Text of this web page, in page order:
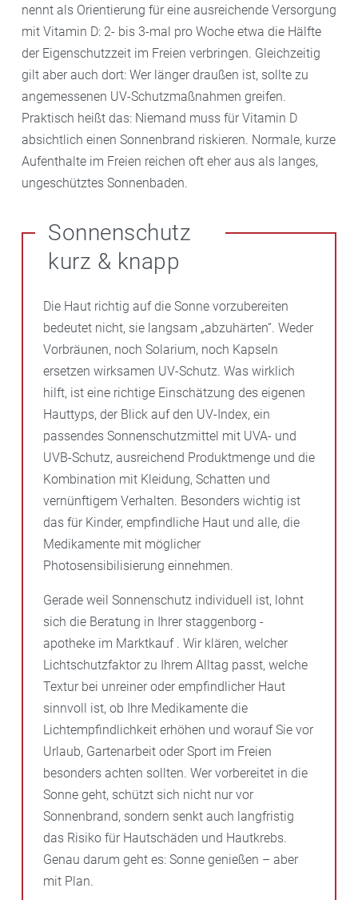
nennt als Orientierung für eine ausreichende Versorgung
mit Vitamin D: 2- bis 3-mal pro Woche etwa die Hälfte
der Eigenschutzzeit im Freien verbringen. Gleichzeitig
gilt aber auch dort: Wer länger draußen ist, sollte zu
angemessenen UV-Schutzmaßnahmen greifen.
Praktisch heißt das: Niemand muss für Vitamin D
absichtlich einen Sonnenbrand riskieren. Normale, kurze
Aufenthalte im Freien reichen oft eher aus als langes,
ungeschütztes Sonnenbaden.
Sonnenschutz
kurz & knapp
Die Haut richtig auf die Sonne vorzubereiten
bedeutet nicht, sie langsam „abzuhärten“. Weder
Vorbräunen, noch Solarium, noch Kapseln
ersetzen wirksamen UV-Schutz. Was wirklich
hilft, ist eine richtige Einschätzung des eigenen
Hauttyps, der Blick auf den UV-Index, ein
passendes Sonnenschutzmittel mit UVA- und
UVB-Schutz, ausreichend Produktmenge und die
Kombination mit Kleidung, Schatten und
vernünftigem Verhalten. Besonders wichtig ist
das für Kinder, empfindliche Haut und alle, die
Medikamente mit möglicher
Photosensibilisierung einnehmen.
Gerade weil Sonnenschutz individuell ist, lohnt
sich die Beratung in Ihrer staggenborg -
apotheke im Marktkauf . Wir klären, welcher
Lichtschutzfaktor zu Ihrem Alltag passt, welche
Textur bei unreiner oder empfindlicher Haut
sinnvoll ist, ob Ihre Medikamente die
Lichtempfindlichkeit erhöhen und worauf Sie vor
Urlaub, Gartenarbeit oder Sport im Freien
besonders achten sollten. Wer vorbereitet in die
Sonne geht, schützt sich nicht nur vor
Sonnenbrand, sondern senkt auch langfristig
das Risiko für Hautschäden und Hautkrebs.
Genau darum geht es: Sonne genießen – aber
mit Plan.